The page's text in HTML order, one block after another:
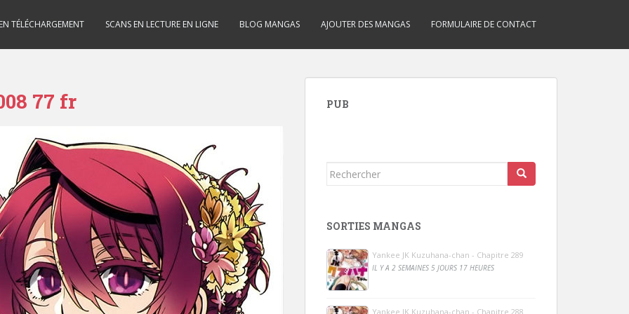
TÉLÉCHARGEMENT SCANS EN LECTURE EN LIGNE BLOG MANGAS AJOUTER DES MANGAS FORMULAIRE DE CONTACT
77 fr PUB
Rechercher...
SORTIES MANGAS
Yankee JK Kuzuhana-chan - Chapitre 289
IL Y A 2 SEMAINES 5 JOURS 17 HEURES
Yankee JK Kuzuhana-chan - Chapitre 288